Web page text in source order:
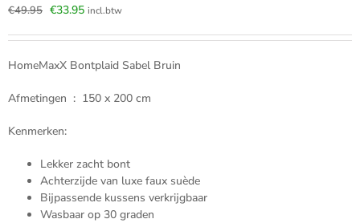
€49.95 Oorspronkelijke
was:
€49.95.
€33.95Huidige
is:
€33.95.
incl.btw
HomeMaxX Bontplaid Sabel Bruin
Afmetingen : 150 x 200 cm
Kenmerken:
Lekker zacht bont
Achterzijde van luxe faux suède
Bijpassende kussens verkrijgbaar
Wasbaar op 30 graden